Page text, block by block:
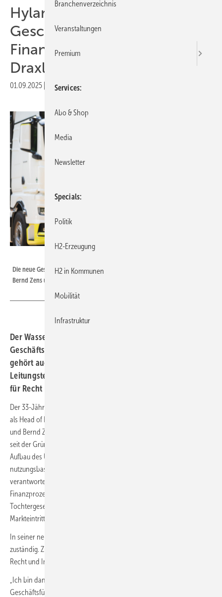
Hylane erweitert
Geschäftsführung um
Finanzchef Maximilian
Draxler
01.09.2025 Druckvorschau
Die neue Geschäftsführung von Hylane (von links): Maximilian Draxler,
Bernd Zens und Dr. Sara Schiffer
Der Wasserstoff-Lkw-Anbieter Hylane hat seine
Geschäftsführung erweitert. Ab dem 1. September 2025
gehört auch Finanzchef Maximilian Draxler zum
Leitungsteam. Er übernimmt zusätzlich Verantwortung
für Recht und Internationalisierung.
Der 33-Jährige Maximilian Draxler war bei der Kölner Hylane bislang
als Head of Finance tätig und wird künftig gemeinsam mit Sara Schiffer
und Bernd Zens die Geschicke des Unternehmens leiten. Draxler ist
seit der Gründung 2021 bei Hylane tätig und war maßgeblich am
Aufbau des Unternehmens beteiligt. Er entwickelte unter anderem das
nutzungsbasierte Mietmodell für „emissionsfreie“ Nutzfahrzeuge und
verantwortete den Einkauf der Fahrzeuge sowie den Aufbau der
Finanzprozesse. Seit 2024 leitet er zudem die niederländische
Tochtergesellschaft Hylane Netherlands B.V. und trieb dort den
Markteintritt voran.
In seiner neuen Funktion bleibt Draxler für den Finanzbereich
zuständig. Zusätzlich übernimmt er die Verantwortung für die Bereiche
Recht und Internationalisierung.
„Ich bin dankbar für die Möglichkeit, nun auch in der
Geschäftsführung Verantwortung für Hylane zu übernehmen“, wird
Branchenverzeichnis
Veranstaltungen
Premium
Services
Abo & Shop
Media
Newsletter
Specials
Politik
H2-Erzeugung
H2 in Kommunen
Mobilität
Infrastruktur